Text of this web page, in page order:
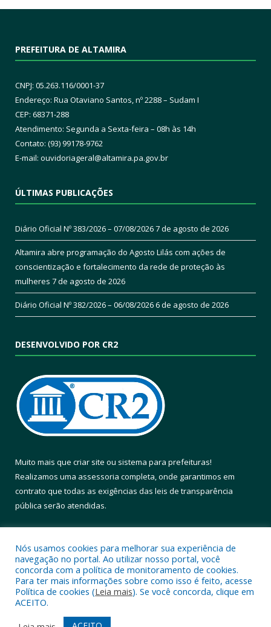
PREFEITURA DE ALTAMIRA
CNPJ: 05.263.116/0001-37
Endereço: Rua Otaviano Santos, nº 2288 – Sudam I
CEP: 68371-288
Atendimento: Segunda a Sexta-feira – 08h às 14h
Contato: (93) 99178-9762
E-mail: ouvidoriageral@altamira.pa.gov.br
ÚLTIMAS PUBLICAÇÕES
Diário Oficial Nº 383/2026 – 07/08/20267 de agosto de 2026
Altamira abre programação do Agosto Lilás com ações de
conscientização e fortalecimento da rede de proteção às
mulheres 7 de agosto de 2026
Diário Oficial Nº 382/2026 – 06/08/20266 de agosto de 2026
DESENVOLVIDO POR CR2
Muito mais que criar site ou sistema para prefeituras!
Realizamos uma assessoria completa, onde garantimos em
contrato que todas as exigências das leis de transparência
pública serão atendidas.
Todos os direitos reservados a Prefeitura Municipal de Altamira.
Mapa do Site Acessar Área Administrativa
Nós usamos cookies para melhorar sua experiência de
navegação no portal. Ao utilizar nosso portal, você
concorda com a política de monitoramento de cookies.
Para ter mais informações sobre como isso é feito, acesse
Política de cookies (Leia mais). Se você concorda, clique em
ACEITO.